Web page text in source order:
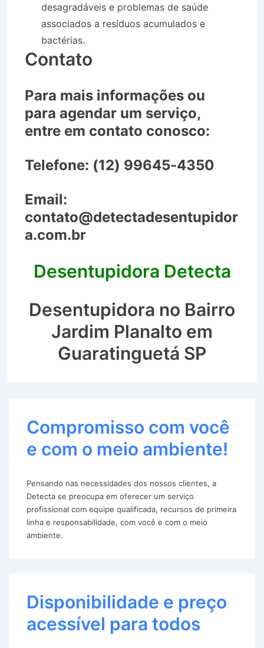
desagradáveis e problemas de saúde
associados a resíduos acumulados e
bactérias.
Contato
Para mais informações ou
para agendar um serviço,
entre em contato conosco:
Telefone: (12) 99645-4350
Email:
contato@detectadesentupidor
a.com.br
Desentupidora Detecta
Desentupidora no Bairro
Jardim Planalto em
Guaratinguetá SP
Compromisso com você
e com o meio ambiente!
Pensando nas necessidades dos nossos clientes, a
Detecta se preocupa em oferecer um serviço
profissional com equipe qualificada, recursos de primeira
linha e responsabilidade, com você e com o meio
ambiente.
Disponibilidade e preço
acessível para todos